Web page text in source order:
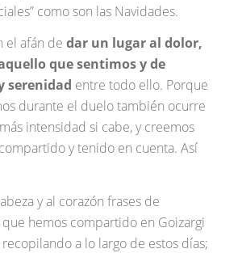
como son las Navidades.
el afán de dar un lugar al dolor,
que sentimos y de
serenidad entre todo ello. Porque
durante el duelo también ocurre
intensidad si cabe, y creemos
y tenido en cuenta. Así
y al corazón frases de
hemos compartido en Goizargi
a lo largo de estos días;